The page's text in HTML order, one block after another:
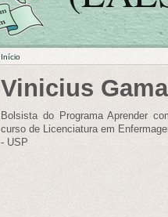
Início
Vinicius
Bolsista do Programa Aprender
curso de Licenciatura em
- USP